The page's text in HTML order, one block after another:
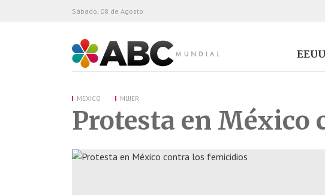
ABC Mundial
EEUU
Sábado, 08 de Agosto
MÉXICO MUJER
Protesta en